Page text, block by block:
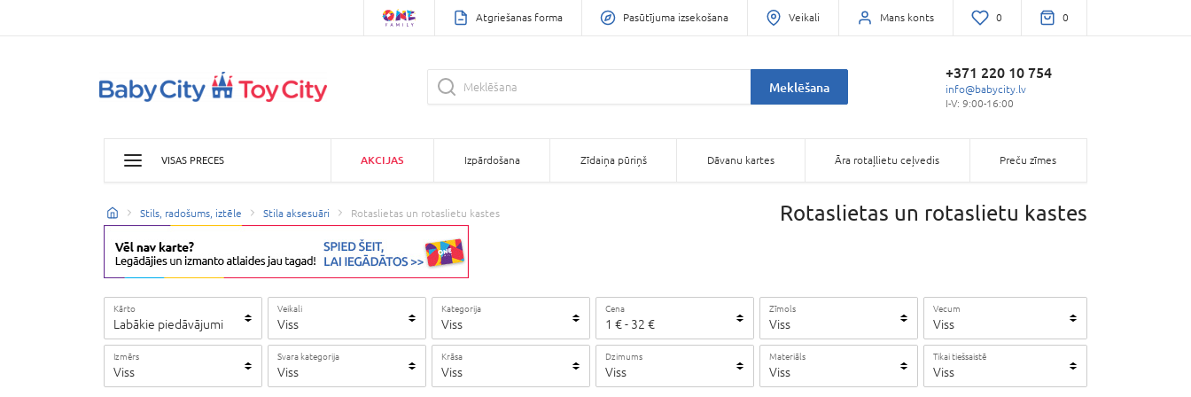
Atgriešanas forma Pasūtījuma izsekošana Veikali Mans konts 0 0
Meklēšana
+371 220 10 754
info@babycity.lv
I-V: 9:00-16:00
VISAS PRECES AKCIJAS Izpārdošana Zīdaiņa pūriņš Dāvanu kartes Āra rotaļlietu ceļvedis Preču zīmes
Stils, radošums, iztēle Stila aksesuāri Rotaslietas un rotaslietu kastes Rotaslietas un rotaslietu kastes
Kārto
Labākie piedāvājumi
Veikali
Viss
Kategorija
Viss
Cena
1 €- 32 €
Zīmols
Viss
Vecum
Viss
Izmērs
Viss
Svara kategorija
Viss
Krāsa
Viss
Dzimums
Viss
Materiāls
Viss
Tikai tiešsaistē
Viss